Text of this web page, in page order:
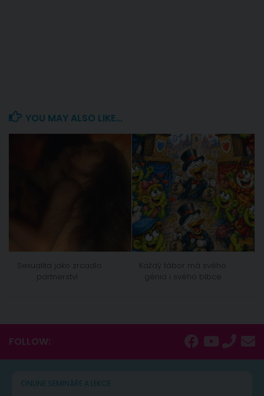
YOU MAY ALSO LIKE...
Sexualita jako zrcadlo
partnerství
Každý tábor má svého
génia i svého blbce
FOLLOW:
ONLINE SEMINÁŘE A LEKCE